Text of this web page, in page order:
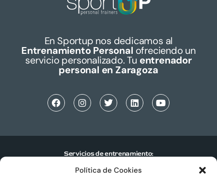
Política de Cookies
En Sportup nos dedicamos al
Entrenamiento Personal ofreciendo un
servicio personalizado. Tu entrenador
personal en Zaragoza
Servicios de entrenamiento:
Entrenamiento personal individual